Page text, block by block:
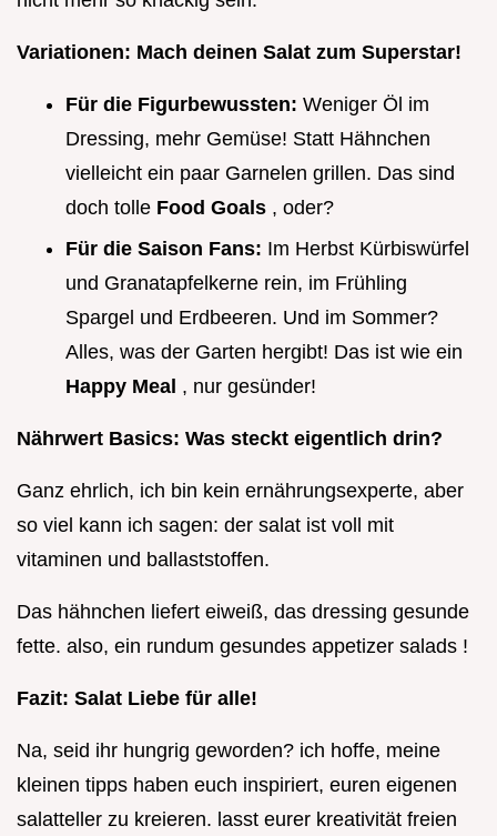
Variationen: Mach deinen Salat zum Superstar!
Für die Figurbewussten: Weniger Öl im
Dressing, mehr Gemüse! Statt Hähnchen
vielleicht ein paar Garnelen grillen. Das sind
doch tolle Food Goals , oder?
Für die Saison Fans: Im Herbst Kürbiswürfel
und Granatapfelkerne rein, im Frühling
Spargel und Erdbeeren. Und im Sommer?
Alles, was der Garten hergibt! Das ist wie ein
Happy Meal , nur gesünder!
Nährwert Basics: Was steckt eigentlich drin?
Ganz ehrlich, ich bin kein ernährungsexperte, aber
so viel kann ich sagen: der salat ist voll mit
vitaminen und ballaststoffen.
Das hähnchen liefert eiweiß, das dressing gesunde
fette. also, ein rundum gesundes appetizer salads !
Fazit: Salat Liebe für alle!
Na, seid ihr hungrig geworden? ich hoffe, meine
kleinen tipps haben euch inspiriert, euren eigenen
salatteller zu kreieren. lasst eurer kreativität freien